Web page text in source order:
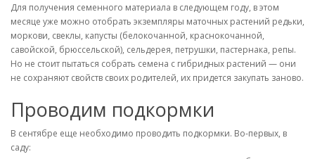
Для получения семенного материала в следующем году, в этом
месяце уже можно отобрать экземпляры маточных растений редьки,
моркови, свеклы, капусты (белокочанной, краснокочанной,
савойской, брюссельской), сельдерея, петрушки, пастернака, репы.
Но не стоит пытаться собрать семена с гибридных растений — они
не сохраняют свойств своих родителей, их придется закупать заново.
Проводим подкормки
В сентябре еще необходимо проводить подкормки. Во-первых, в
саду: